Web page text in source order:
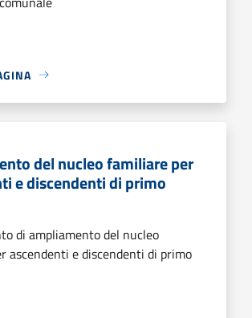
del nucleo familiare per
e discendenti di primo
di ampliamento del nucleo
ascendenti e discendenti di primo